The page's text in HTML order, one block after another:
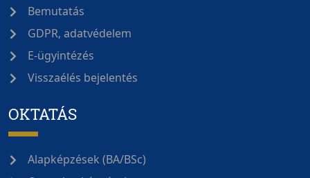
Bemutatás
GDPR, adatvédelem
E-ügyintézés
Visszaélés bejelentés
OKTATÁS
Alapképzések (BA/BSc)